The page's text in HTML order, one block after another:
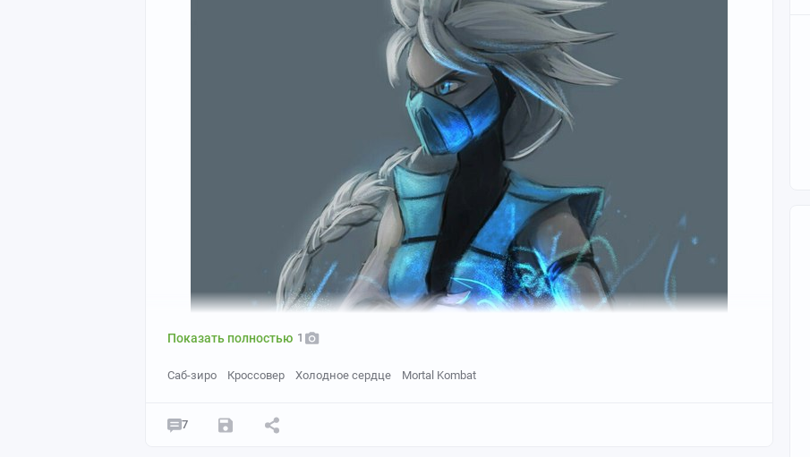
Показать полностью 1
Саб-зиро Кроссовер Холодное сердце Mortal Kombat
7